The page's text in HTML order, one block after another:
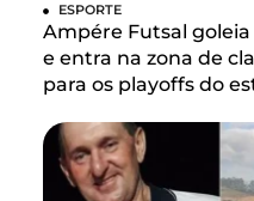
ESPORTE
Ampére Futsal
e entra na zona de
para os playoffs do